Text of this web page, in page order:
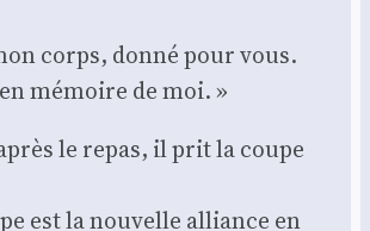
corps, don­né pour vous.
mémoire de moi. »
le repas, il prit la coupe
est la nou­velle alliance en